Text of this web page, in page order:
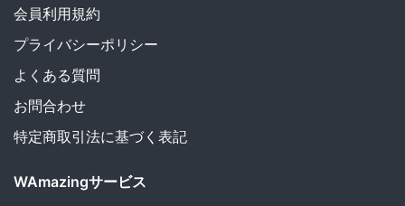
会員利用規約
プライバシーポリシー
よくある質問
お問合わせ
特定商取引法に基づく表記
WAmazingサービス